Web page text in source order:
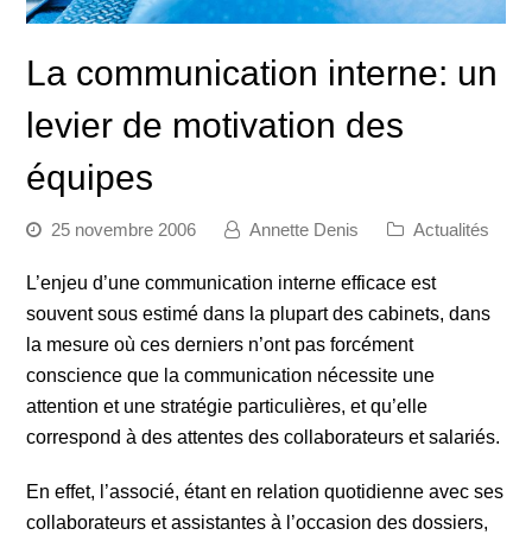
La communication interne: un
levier de motivation des
équipes
25 novembre 2006 Annette Denis Actualités
L’enjeu d’une communication interne efficace est
souvent sous estimé dans la plupart des cabinets, dans
la mesure où ces derniers n’ont pas forcément
conscience que la communication nécessite une
attention et une stratégie particulières, et qu’elle
correspond à des attentes des collaborateurs et salariés.
En effet, l’associé, étant en relation quotidienne avec ses
collaborateurs et assistantes à l’occasion des dossiers,